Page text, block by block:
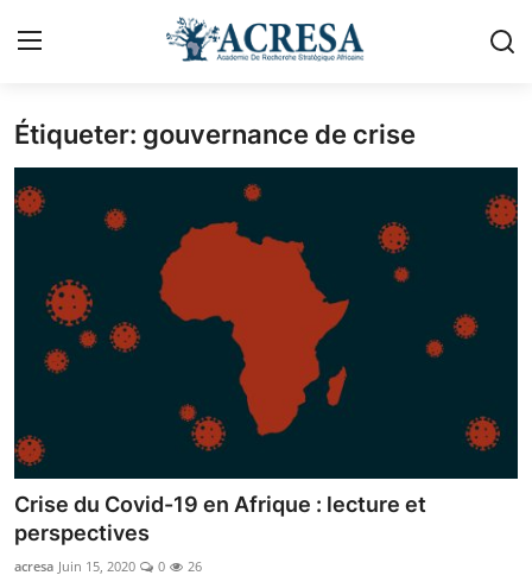
Se connecter s'inscrire
Accueil
A propos d'Acresa
Géopolitique
Politique & Gouvernance
Urbanisme
Économie
Étiqueter: gouvernance de crise
Crise du Covid-19 en Afrique : lecture et
perspectives
acresa Juin 15, 2020 0 26